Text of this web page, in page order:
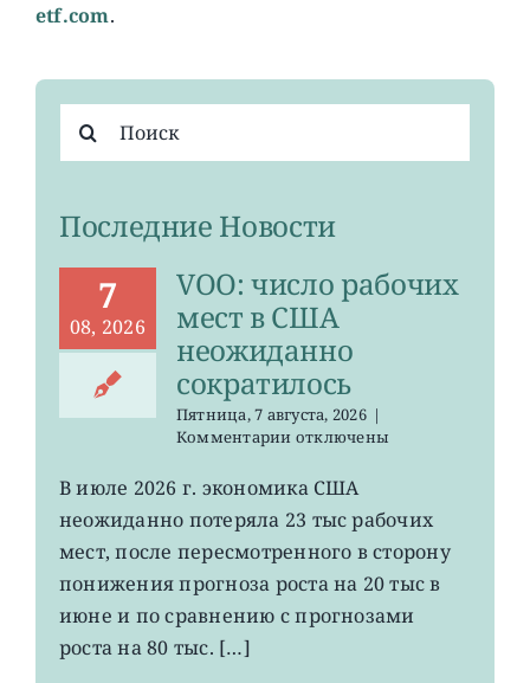
etf.com.
поиска:
Последние Новости
7
08, 2026
VOO: число рабочих
мест в США
неожиданно
сократилось
Пятница, 7 августа, 2026 |
Комментариик
VOO:
рабочих
мест
США
неожиданно
отключены
В июле 2026 г. экономика США
неожиданно потеряла 23 тыс рабочих
мест, после пересмотренного в сторону
понижения прогноза роста на 20 тыс в
июне и по сравнению с прогнозами
роста на 80 тыс. […]